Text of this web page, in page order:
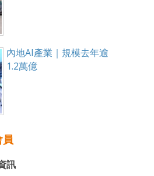
內地AI產業｜規模去年逾
1.2萬億
員
訊